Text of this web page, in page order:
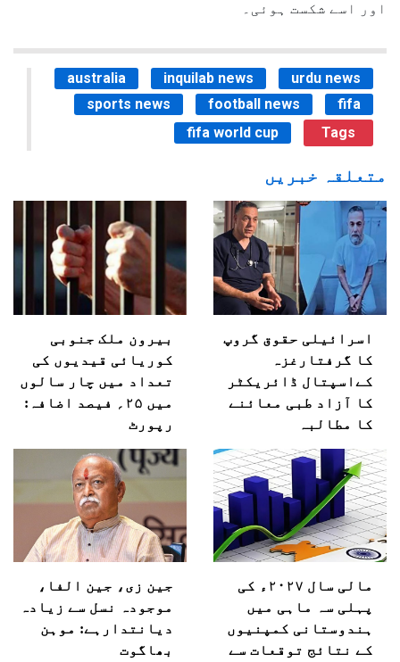
اور اسے شکست ہوئی۔
australia inquilab news
urdu news
sports news
football news
fifa
fifa world cup
Tags
متعلقہ خبریں
اسرائیلی حقوق گروپ
کا گرفتارغزہ
کےاسپتال ڈائریکٹر
کا آزاد طبی معائنے
کا مطالبہ
بیرون ملک جنوبی
کوریائی قیدیوں کی
تعداد میں چار سالوں
میں ۲۵؍ فیصد اضافہ:
رپورٹ
مالی سال ۲۰۲۷ء کی
پہلی سہ ماہی میں
ہندوستانی کمپنیوں
کے نتائج توقعات سے
جین زی، جین الفا،
موجودہ نسل سے زیادہ
دیانتدارہے: موہن
بھاگوت